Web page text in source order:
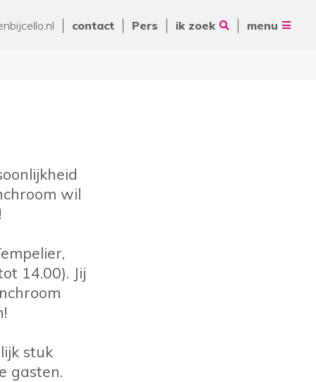
contact Pers ik zoek menu
ANBI
Postbus 231
088 - 345 10 00
info@cello-zorg.nl
wil
14.00). Jij
stuk
gasten.